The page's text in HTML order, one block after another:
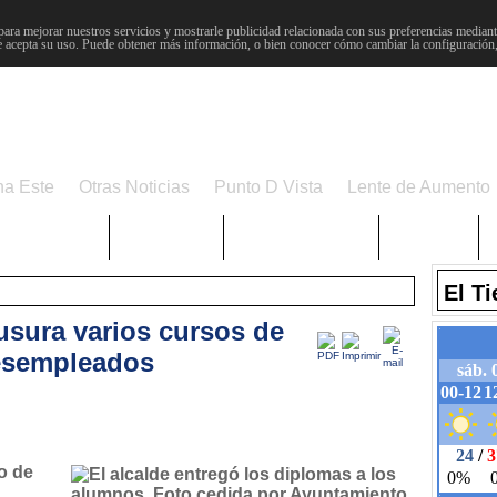
mejorar nuestros servicios y mostrarle publicidad relacionada con sus preferencias
su uso. Puede obtener más información, o bien conocer cómo cambiar la
Este Otras Noticias Punto D Vista Lente de Aumento
varios cursos de
de
El